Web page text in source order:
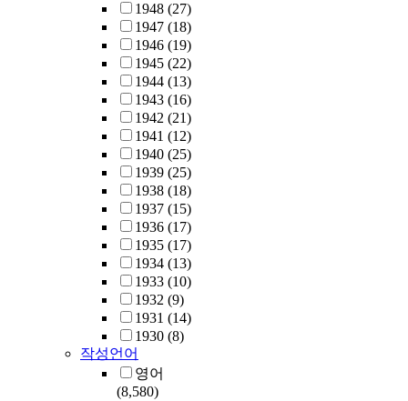
1948 (27)
1947 (18)
1946 (19)
1945 (22)
1944 (13)
1943 (16)
1942 (21)
1941 (12)
1940 (25)
1939 (25)
1938 (18)
1937 (15)
1936 (17)
1935 (17)
1934 (13)
1933 (10)
1932 (9)
1931 (14)
1930 (8)
작성언어
영어
(8,580)